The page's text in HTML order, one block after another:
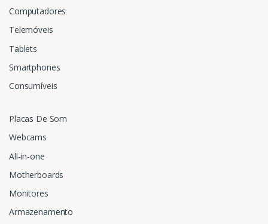
Computadores
Telemóveis
Tablets
Smartphones
Consumíveis
Placas De Som
Webcams
All-in-one
Motherboards
Monitores
Armazenamento